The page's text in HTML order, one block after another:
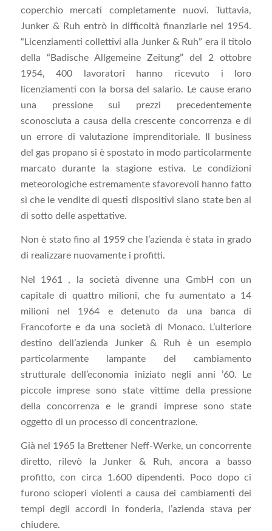
coperchio mercati completamente nuovi. Tuttavia,
Junker & Ruh entrò in difficoltà finanziarie nel 1954.
“Licenziamenti collettivi alla Junker & Ruh” era il titolo
della “Badische Allgemeine Zeitung” del 2 ottobre
1954, 400 lavoratori hanno ricevuto i loro
licenziamenti con la borsa del salario. Le cause erano
una pressione sui prezzi precedentemente
sconosciuta a causa della crescente concorrenza e di
un errore di valutazione imprenditoriale. Il business
del gas propano si è spostato in modo particolarmente
marcato durante la stagione estiva. Le condizioni
meteorologiche estremamente sfavorevoli hanno fatto
sì che le vendite di questi dispositivi siano state ben al
di sotto delle aspettative.
Non è stato fino al 1959 che l’azienda è stata in grado
di realizzare nuovamente i profitti.
Nel 1961 , la società divenne una GmbH con un
capitale di quattro milioni, che fu aumentato a 14
milioni nel 1964 e detenuto da una banca di
Francoforte e da una società di Monaco. L’ulteriore
destino dell’azienda Junker & Ruh è un esempio
particolarmente lampante del cambiamento
strutturale dell’economia iniziato negli anni ’60. Le
piccole imprese sono state vittime della pressione
della concorrenza e le grandi imprese sono state
oggetto di un processo di concentrazione.
Già nel 1965 la Brettener Neff-Werke, un concorrente
diretto, rilevò la Junker & Ruh, ancora a basso
profitto, con circa 1.600 dipendenti. Poco dopo ci
furono scioperi violenti a causa dei cambiamenti dei
tempi degli accordi in fonderia, l’azienda stava per
chiudere.